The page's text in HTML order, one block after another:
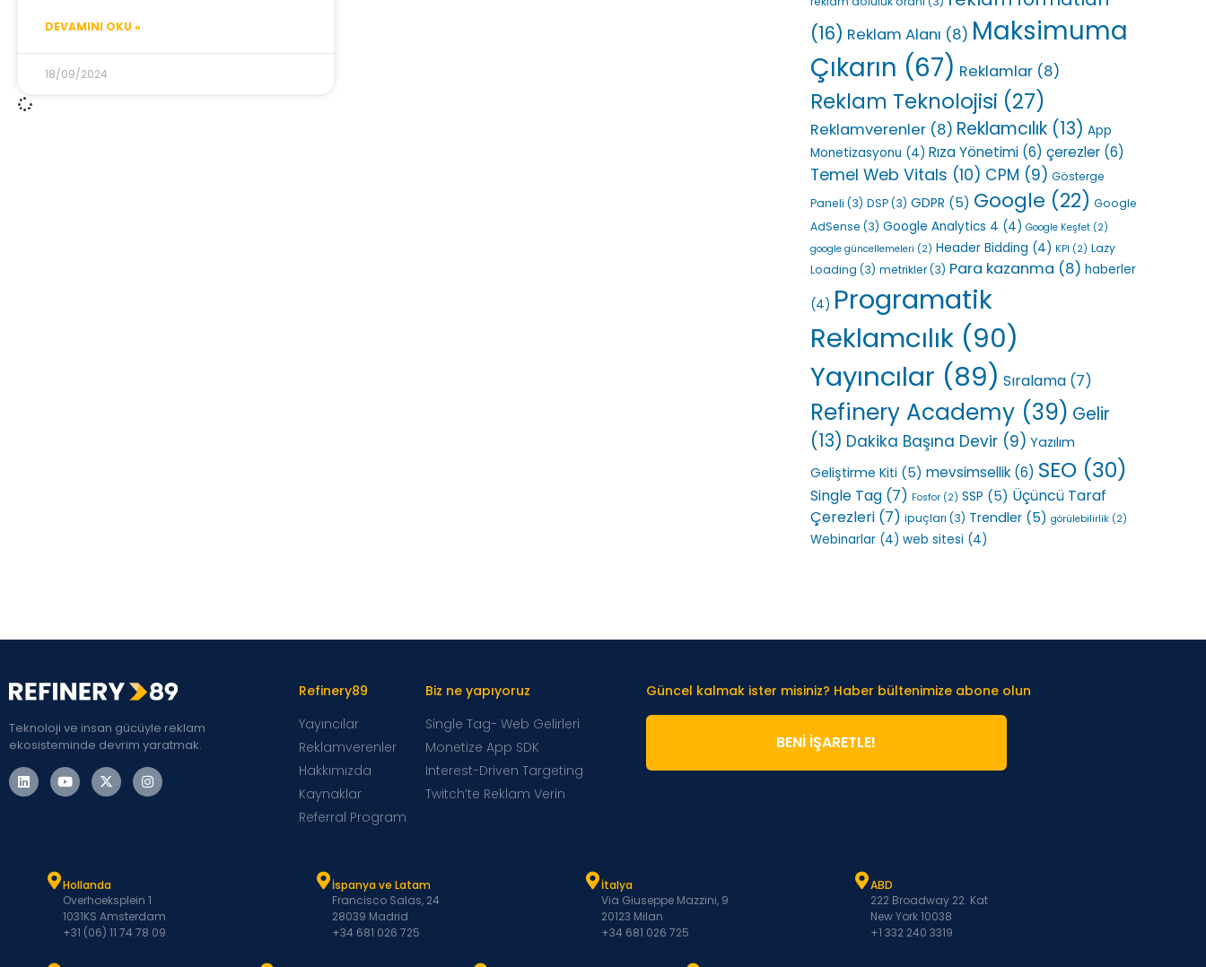
DEVAMINI OKU »
18/09/2024
(16) Reklam Alanı (8) Maksimuma
Çıkarın (67) Reklamlar (8)
Reklam Teknolojisi (27)
Reklamverenler (8) Reklamcılık (13) App
Monetizasyonu (4) Rıza Yönetimi (6) çerezler (6)
Temel Web Vitals (10) CPM (9) Gösterge
Paneli (3) DSP(3) GDPR (5) Google (22) Google
AdSense (3) Google Analytics 4 (4) Google Keşfet (2)
google güncellemeleri (2) Header Bidding (4) KPI (2) Lazy
Loading (3) metrikler(3) Para kazanma (8) haberler
(4) Programatik
Reklamcılık (90)
Yayıncılar (89) Sıralama (7)
Refinery Academy (39) Gelir
(13) Dakika Başına Devir (9) Yazılım
Geliştirme Kiti (5) mevsimsellik (6) SEO (30)
Single Tag (7) Fosfor (2) SSP (5) Üçüncü Taraf
Çerezleri (7) ipuçları (3) Trendler (5) görülebilirlik (2)
Webinarlar (4) web sitesi (4)
Teknoloji ve insan gücüyle reklam
ekosisteminde devrim yaratmak.
Refinery89
Yayıncılar
Reklamverenler
Hakkımızda
Kaynaklar
Referral Program
Biz ne yapıyoruz
Single Tag- Web Gelirleri
Monetize App SDK
Interest-Driven Targeting
Twitch’te Reklam Verin
Güncel kalmak ister misiniz? Haber bültenimize abone olun
BENİ İŞARETLE!
Hollanda
Overhoeksplein 1
1031KS Amsterdam
+31 (06) 11 74 78 09
İspanya ve Latam
Francisco Salas, 24
28039 Madrid
+34 681 026 725
İtalya
Via Giuseppe Mazzini, 9
20123 Milan
+34 681 026 725
ABD
222 Broadway 22. Kat
New York 10038
+1 332 240 3319